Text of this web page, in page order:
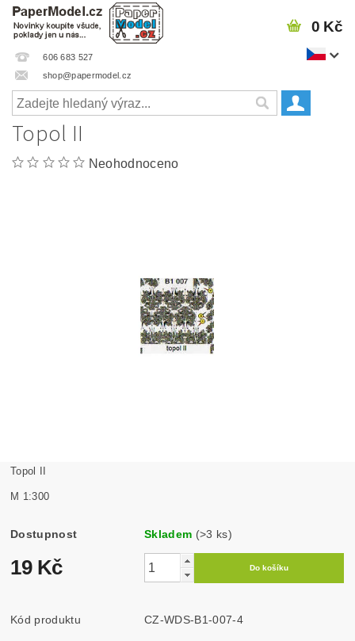
606 683 527
shop@papermodel.cz
0 Kč
Topol II
Neohodnoceno
Topol II
M 1:300
Dostupnost Skladem (>3 ks)
19 Kč
Kód produktu CZ-WDS-B1-007-4